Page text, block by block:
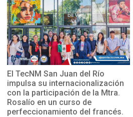
El TecNM San Juan del Río
impulsa su internacionalización
con la participación de la Mtra.
Rosalío en un curso de
perfeccionamiento del francés.